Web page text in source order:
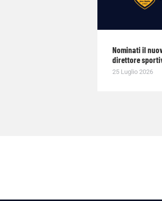
Nominati il
direttore
25 Luglio 2026